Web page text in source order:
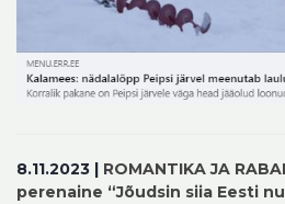
8.11.2023 | ROMANTIKA JA
perenaine “Jõudsin siia Eesti